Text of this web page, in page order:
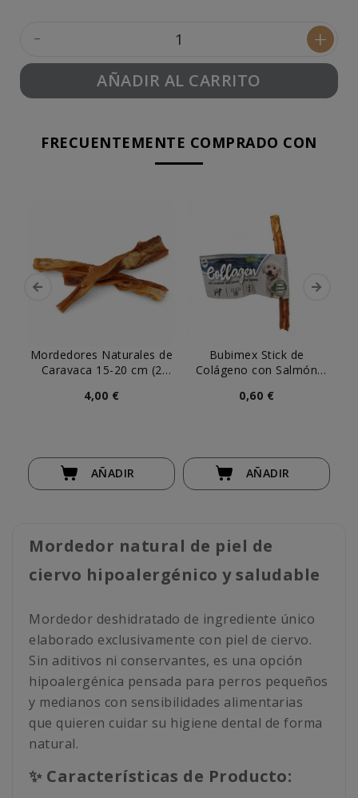
- +
AÑADIR AL CARRITO
FRECUENTEMENTE COMPRADO CON
Mordedores Naturales de
Caravaca 15-20 cm (2
4,00 €
AÑADIR
Bubimex Stick de
Colágeno con Salmón
0,60 €
AÑADIR
Mordedor natural de piel de
ciervo hipoalergénico y saludable
Mordedor deshidratado de ingrediente único
elaborado exclusivamente con piel de ciervo.
Sin aditivos ni conservantes, es una opción
hipoalergénica pensada para perros pequeños
y medianos con sensibilidades alimentarias
que quieren cuidar su higiene dental de forma
natural.
✨ Características de Producto: